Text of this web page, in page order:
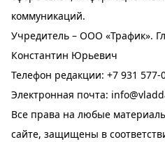
коммуникаций.
Учредитель – ООО «Трафик».
Константин Юрьевич
Телефон редакции: +7 931 577-
Электронная почта:
Все права на любые
сайте, защищены в